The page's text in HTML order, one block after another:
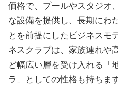
価格で、プールやスタジオ
な設備を提供し、長期にわ
とを前提にしたビジネスモ
ネスクラブは、家族連れや
ど幅広い層を受け入れる「
ラ」としての性格も持ちます